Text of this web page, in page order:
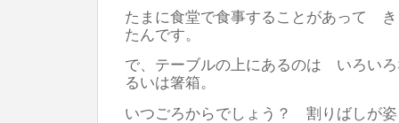
たまに食堂で食事することがあって
たんです。
で、テーブルの上にあるのは いろい
るいは箸箱。
いつごろからでしょう？ 割りばしが